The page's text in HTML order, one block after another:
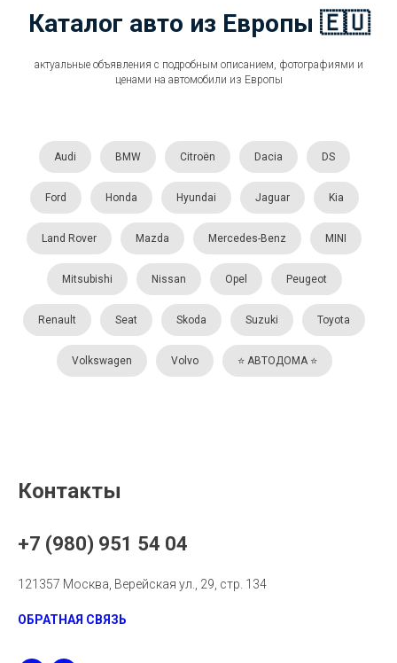
Каталог авто из Европы 🇪🇺
актуальные объявления с подробным описанием, фотографиями и
ценами на автомобили из Европы
Audi BMW Citroën Dacia DS
Ford Honda Hyundai Jaguar Kia
Land Rover Mazda Mercedes-Benz MINI
Mitsubishi Nissan Opel Peugeot
Renault Seat Skoda Suzuki Toyota
Volkswagen Volvo ⭐️ АВТОДОМА ⭐️
Контакты
+7 (980) 951 54 04
121357 Москва, Верейская ул., 29, стр. 134
ОБРАТНАЯ СВЯЗЬ